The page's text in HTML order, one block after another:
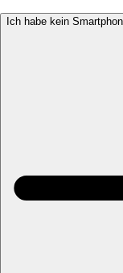
Ich habe kein